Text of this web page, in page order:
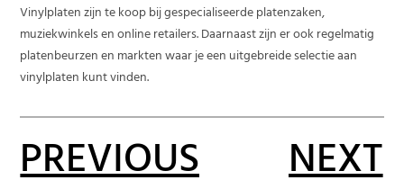
Vinylplaten zijn te koop bij gespecialiseerde platenzaken,
muziekwinkels en online retailers. Daarnaast zijn er ook regelmatig
platenbeurzen en markten waar je een uitgebreide selectie aan
vinylplaten kunt vinden.
PREVIOUS NEXT